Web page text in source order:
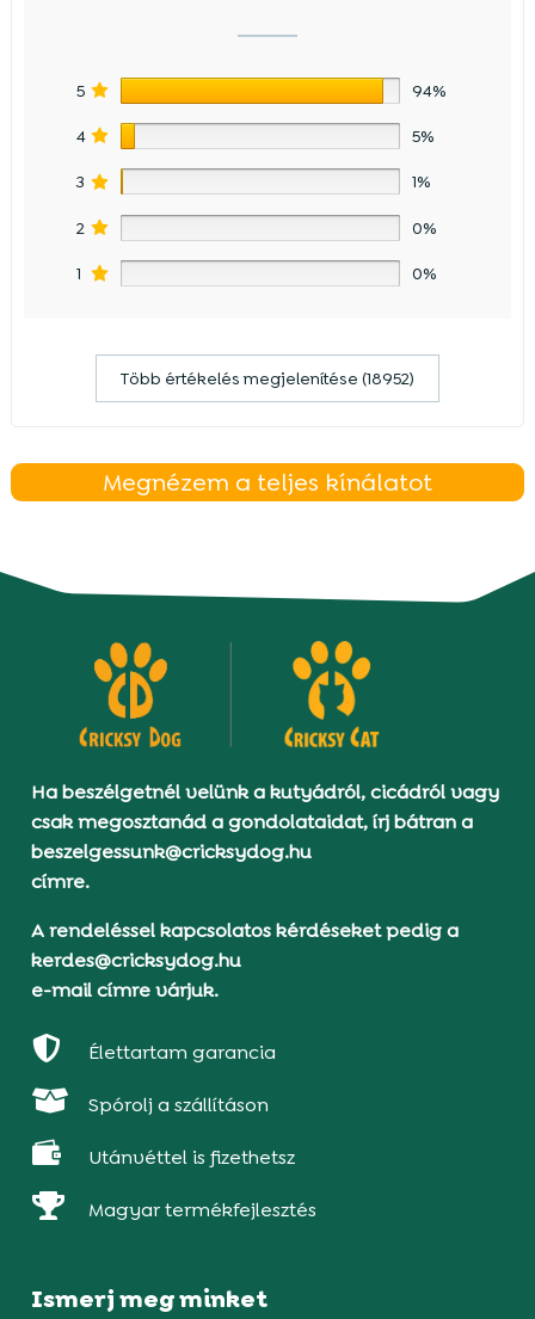
5 94%
4 5%
3 1%
2 0%
1 0%
Több értékelés megjelenítése (18952)
Megnézem a teljes kínálatot
Ha beszélgetnél velünk a kutyádról, cicádról vagy
csak megosztanád a gondolataidat, írj bátran a
beszelgessunk@cricksydog.hu
címre.
A rendeléssel kapcsolatos kérdéseket pedig a
kerdes@cricksydog.hu
e-mail címre várjuk.
 Élettartam garancia
 Spórolj a szállításon
 Utánvéttel is fizethetsz
 Magyar termékfejlesztés
Ismerj meg minket